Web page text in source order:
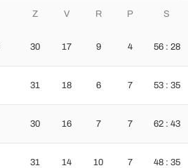
Z V R P S
30 17 9 4 56 : 28
31 18 6 7 53 : 35
30 16 7 7 62 : 43
31 14 10 7 48 : 35